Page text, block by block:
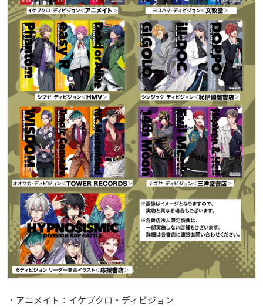
・アニメイト：イケブクロ・ディビジョン